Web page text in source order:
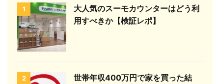
1
大人気のスーモカウンターはどう利
用すべきか【検証レポ】
2
世帯年収400万円で家を買った結